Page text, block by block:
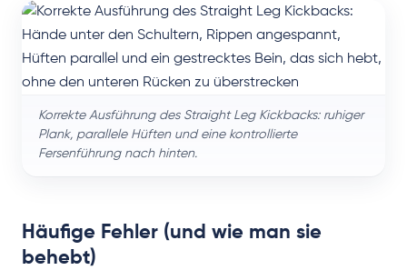
Korrekte Ausführung des Straight Leg Kickbacks: ruhiger
Plank, parallele Hüften und eine kontrollierte
Fersenführung nach hinten.
Häufige Fehler (und wie man sie
behebt)